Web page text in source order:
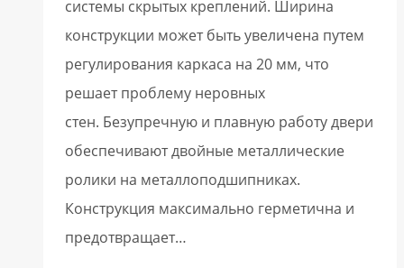
системы скрытых креплений. Ширина
конструкции может быть увеличена путем
регулирования каркаса на 20 мм, что
решает проблему неровных
стен. Безупречную и плавную работу двери
обеспечивают двойные металлические
ролики на металлоподшипниках.
Конструкция максимально герметична и
предотвращает…